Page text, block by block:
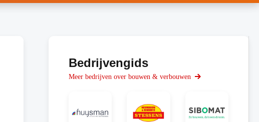
Bedrijvengids
Meer bedrijven over bouwen & verbouwen